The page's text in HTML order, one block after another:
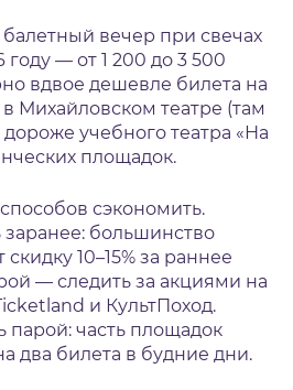
вечер при свечах
— от 1 200 до 3 500
вдвое дешевле билета на
Михайловском театре (там
учебного театра «На
площадок.
сэкономить.
большинство
10–15% за раннее
— следить за акциями на
и КультПоход.
парой: часть площадок
два билета в будние дни.